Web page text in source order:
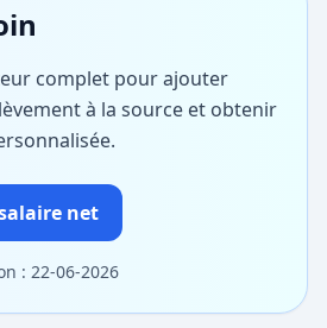
complet pour ajouter
à la source et obtenir
net
: 22-06-2026